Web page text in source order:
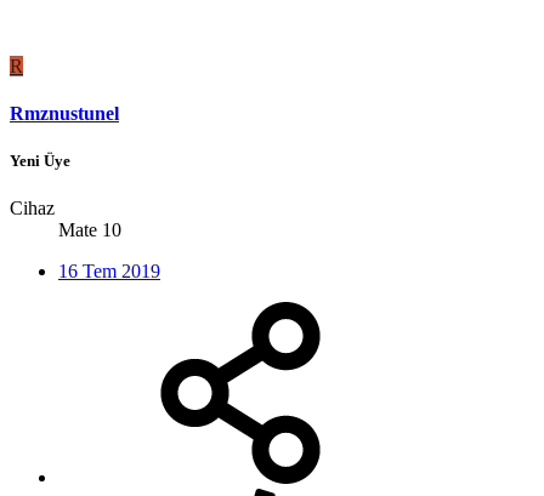
R
Rmznustunel
Yeni Üye
Cihaz
Mate 10
16 Tem 2019